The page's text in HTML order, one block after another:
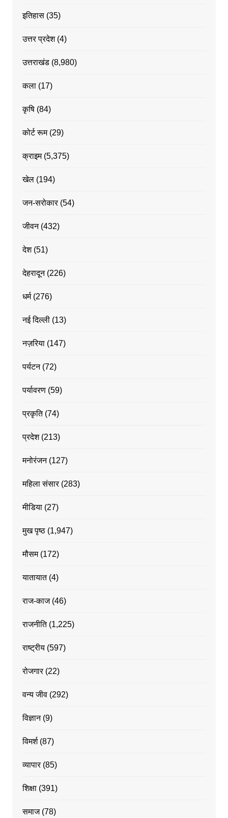
इतिहास(35)
उत्तर प्रदेश(4)
उत्तराखंड(8,980)
कला(17)
कृषि(84)
कोर्ट रूम(29)
क्राइम(5,375)
खेल(194)
जन-सरोकार(54)
जीवन(432)
देश(51)
देहरादून(226)
धर्म(276)
नई दिल्ली(13)
नज़रिया(147)
पर्यटन(72)
पर्यावरण(59)
प्रकृति(74)
प्रदेश(213)
मनोरंजन(127)
महिला संसार(283)
मीडिया(27)
मुख पृष्ठ(1,947)
मौसम(172)
यातायात(4)
राज-काज(46)
राजनीति(1,225)
राष्ट्रीय(597)
रोजगार(22)
वन्य जीव(292)
विज्ञान(9)
विमर्श(87)
व्यापार(85)
शिक्षा(391)
समाज(78)